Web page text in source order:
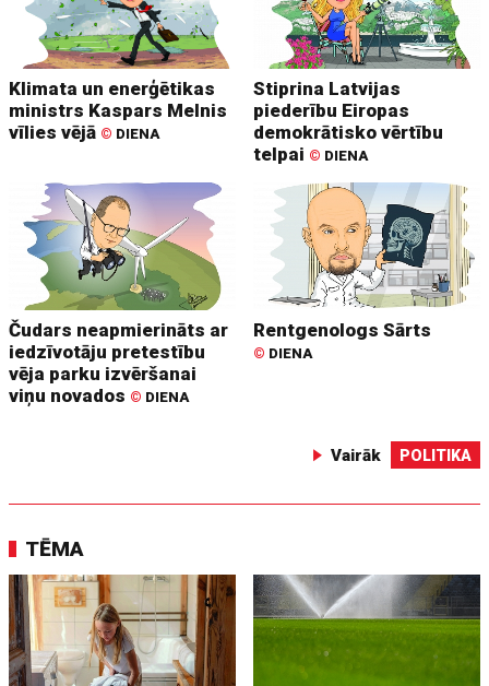
Klimata un enerģētikas
ministrs Kaspars Melnis
vīlies vējā © DIENA
Stiprina Latvijas
piederību Eiropas
demokrātisko vērtību
telpai © DIENA
Čudars neapmierināts ar
iedzīvotāju pretestību
vēja parku izvēršanai
viņu novados © DIENA
Rentgenologs Sārts
© DIENA
Vairāk POLITIKA
TĒMA